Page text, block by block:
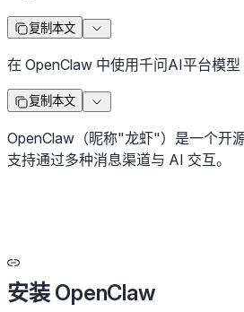
复制本文
在 OpenClaw 中使用千问AI平台模型
复制本文
OpenClaw（昵称"龙虾"）是一个开
支持通过多种消息渠道与 AI 交互。
安装 OpenClaw